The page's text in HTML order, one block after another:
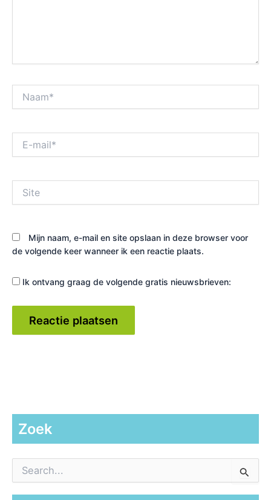
mail*
Mijn naam, e-mail en site opslaan in deze browser voor
de volgende keer wanneer ik een reactie plaats.
Ik ontvang graag de volgende gratis nieuwsbrieven:
Zoek